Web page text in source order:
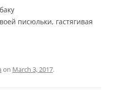
писюльки, гастягивая
on March 3, 2017.